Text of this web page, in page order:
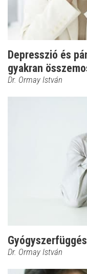
Depresszió és
gyakran
Dr. Ormay István
Dr. Ormay István